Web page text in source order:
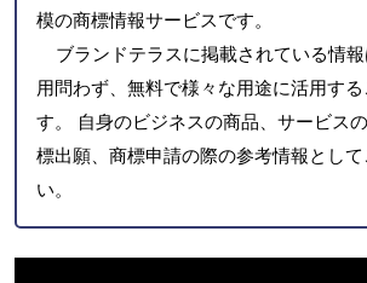
模の商標情報サービスです。
ブランドテラスに掲載されている情
用問わず、無料で様々な用途に活用す
す。 自身のビジネスの商品、サービス
標出願、商標申請の際の参考情報として
い。